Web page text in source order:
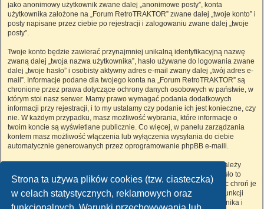
Strona ta używa plików cookies (tzw. ciasteczka)
w celach statystycznych, reklamowych oraz
jako anonimowy użytkownik zwane dalej „anonimowe posty”, konta
użytkownika założone na „Forum RetroTRAKTOR” zwane dalej „twoje konto” i
posty napisane przez ciebie po rejestracji i zalogowaniu zwane dalej „twoje
posty”.
Twoje konto będzie zawierać przynajmniej unikalną identyfikacyjną nazwę
zwaną dalej „twoja nazwa użytkownika”, hasło używane do logowania zwane
dalej „twoje hasło” i osobisty aktywny adres e-mail zwany dalej „twój adres e-
mail”. Informacje podane dla twojego konta na „Forum RetroTRAKTOR” są
chronione przez prawa dotyczące ochrony danych osobowych w państwie, w
którym stoi nasz serwer. Mamy prawo wymagać podania dodatkowych
informacji przy rejestracji, i to my ustalamy czy podanie ich jest konieczne, czy
nie. W każdym przypadku, masz możliwość wybrania, które informacje o
twoim koncie są wyświetlane publicznie. Co więcej, w panelu zarządzania
kontem masz możliwość włączenia lub wyłączenia wysyłania do ciebie
automatycznie generowanych przez oprogramowanie phpBB e-maili.
Twoje hasło jest zaszyfrowane, więc jest bezpieczne, niemniej nie należy
używać tego samego hasła na różnych witrynach internetowych. Hasło to
umożliwia dostęp do twojego konta na „Forum RetroTRAKTOR”, więc chroń je
i w żadnym wypadku nie podawajnikomu. Jeśli je zapomnisz, użyj funkcji
„Nie pamiętam hasła”. Witryna poprosi cię o podanie nazwy użytkownika i